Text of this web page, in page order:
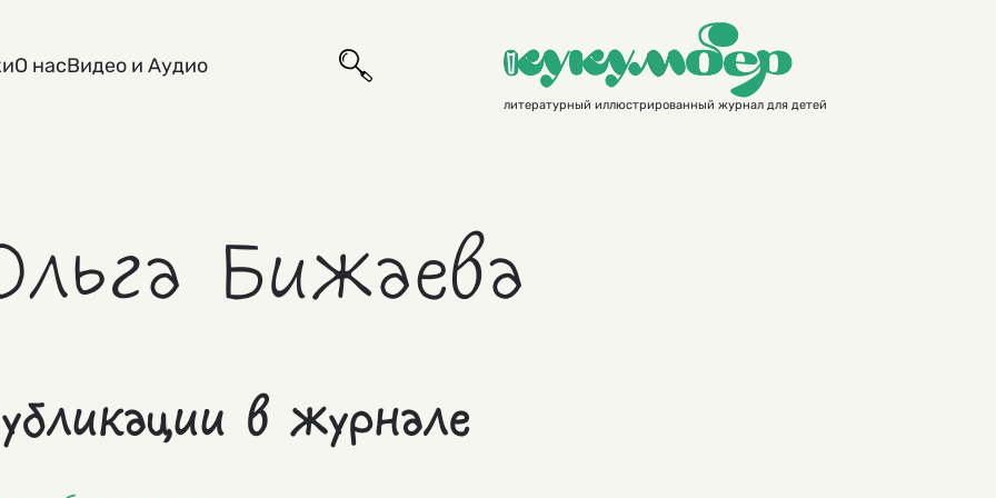
О насВидео и Аудио
литературный иллюстрированный журнал для детей
Бижаева
в журнале